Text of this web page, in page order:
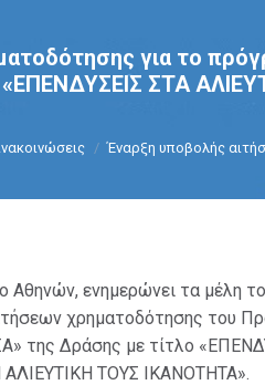
για το
ΣΤΑ
Έναρξη υποβολής
Αθηνών, ενημερώνει τα μέλη
χρηματοδότησης του
της Δράσης με τίτλο
ΤΟΥΣ ΙΚΑΝΟΤΗΤΑ».